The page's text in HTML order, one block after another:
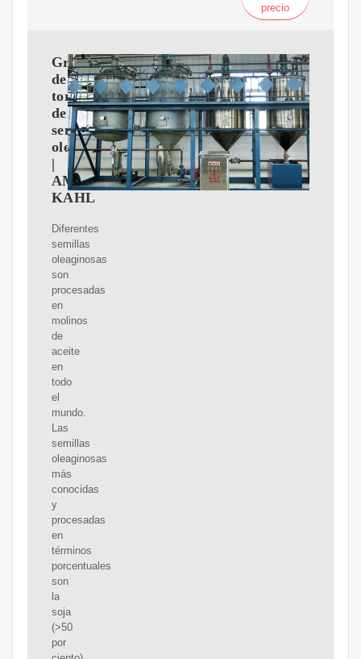
precio
Gránulos
de
torta
de
semillas
oleaginosas
|
AMANDUS
KAHL
Diferentes
semillas
oleaginosas
son
procesadas
en
molinos
de
aceite
en
todo
el
mundo.
Las
semillas
oleaginosas
más
conocidas
y
procesadas
en
términos
porcentuales
son
la
soja
(>50
por